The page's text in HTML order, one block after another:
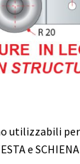
utilizzabili per
e